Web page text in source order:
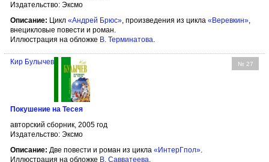
Издательство: Эксмо
Описание: Цикл «Андрей Брюс», произведения из цикла «Веревкин»,
внецикловые повести и роман.
Иллюстрация на обложке В. Терминатова.
№ 27
Кир Булычев
Покушение на Тесея
авторский сборник, 2005 год
Издательство: Эксмо
Описание: Две повести и роман из цикла «ИнтерГпол».
Иллюстрация на обложке В. Савватеева.